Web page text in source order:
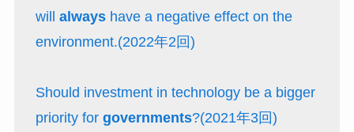
will alwayshave a negative effect on the
environment.(2022年2回)
Should investment in technology be a bigger
priority for governments?(2021年3回)